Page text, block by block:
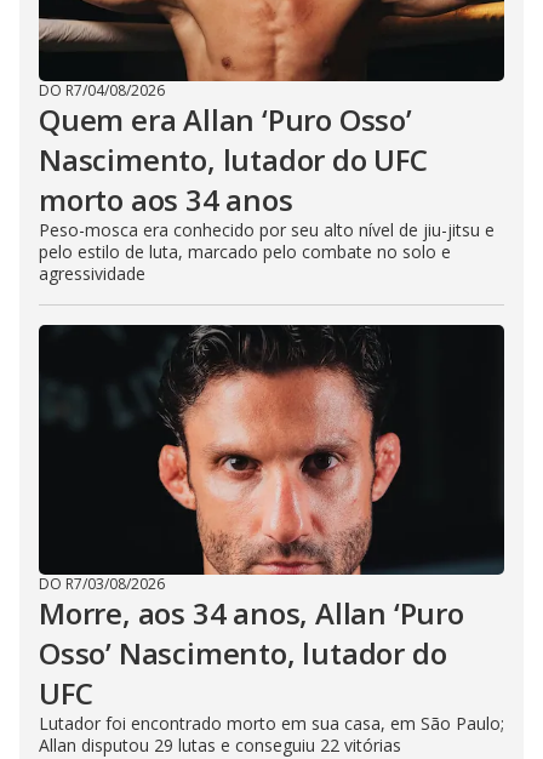
DO R7/04/08/2026
Quem era Allan ‘Puro Osso’
Nascimento, lutador do UFC
morto aos 34 anos
Peso-mosca era conhecido por seu alto nível de jiu-jitsu e
pelo estilo de luta, marcado pelo combate no solo e
agressividade
DO R7/03/08/2026
Morre, aos 34 anos, Allan ‘Puro
Osso’ Nascimento, lutador do
UFC
Lutador foi encontrado morto em sua casa, em São Paulo;
Allan disputou 29 lutas e conseguiu 22 vitórias